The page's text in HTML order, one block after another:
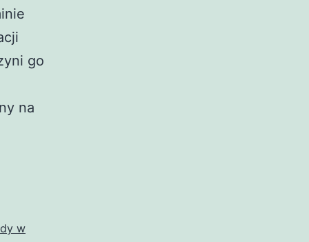
go
na
w